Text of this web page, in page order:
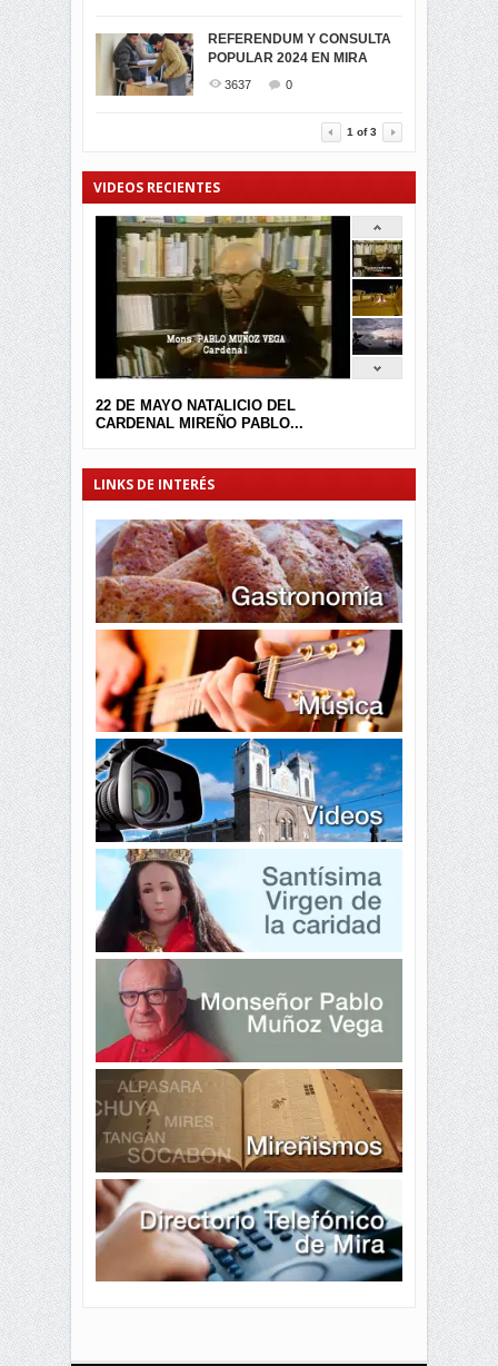
REFERENDUM Y CONSULTA
POPULAR 2024 EN MIRA
3637 0
TRIUNFO DE...
MIRA.EC FUE
GALARDONADA
1 of3
VIDEOS RECIENTES
22 DE MAYO NATALICIO DEL
CARDENAL MIREÑO PABLO...
LINKS DE INTERÉS